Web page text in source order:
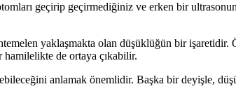
geçirip geçirmediğiniz ve erken bir
yaklaşmakta olan düşüklüğün bir
de ortaya çıkabilir.
anlamak önemlidir. Başka bir deyişle,